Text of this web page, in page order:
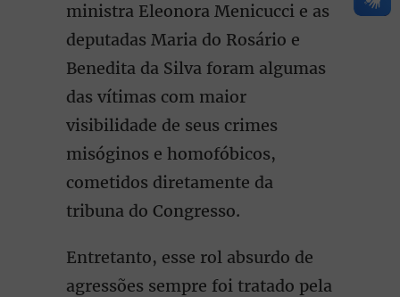
ministra Eleonora Menicucci e as
deputadas Maria do Rosário e
Benedita da Silva foram algumas
das vítimas com maior
visibilidade de seus crimes
misóginos e homofóbicos,
cometidos diretamente da
tribuna do Congresso.
Entretanto, esse rol absurdo de
agressões sempre foi tratado pela